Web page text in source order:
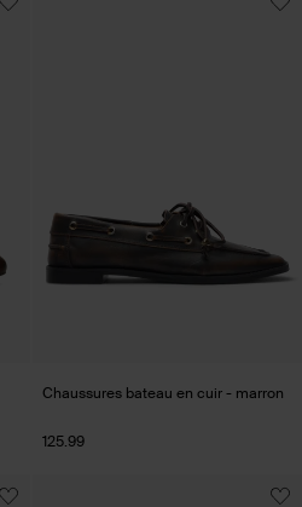
Chaussures bateau en cuir - marron
125.99